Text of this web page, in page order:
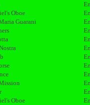
Oboe
Guarani
Oboe